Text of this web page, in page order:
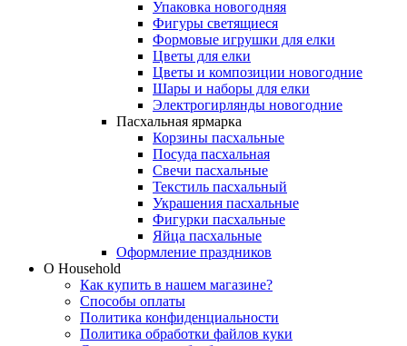
Упаковка новогодняя
Фигуры светящиеся
Формовые игрушки для елки
Цветы для елки
Цветы и композиции новогодние
Шары и наборы для елки
Электрогирлянды новогодние
Пасхальная ярмарка
Корзины пасхальные
Посуда пасхальная
Свечи пасхальные
Текстиль пасхальный
Украшения пасхальные
Фигурки пасхальные
Яйца пасхальные
Оформление праздников
О Household
Как купить в нашем магазине?
Способы оплаты
Политика конфиденциальности
Политика обработки файлов куки